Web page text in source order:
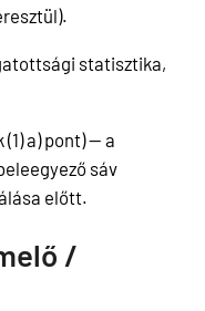
statisztika,
a) pont) — a
sáv
előtt.
/